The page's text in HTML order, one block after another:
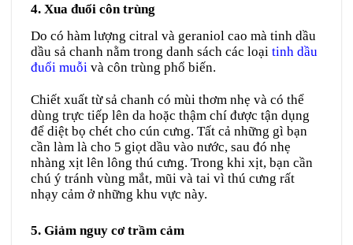
4. Xua đuổi côn trùng
Do có hàm lượng citral và geraniol cao mà tinh dầu
dầu sả chanh nằm trong danh sách các loại tinh dầu
đuổi muỗi và côn trùng phổ biến.
Chiết xuất từ sả chanh có mùi thơm nhẹ và có thể
dùng trực tiếp lên da hoặc thậm chí được tận dụng
để diệt bọ chét cho cún cưng. Tất cả những gì bạn
cần làm là cho 5 giọt dầu vào nước, sau đó nhẹ
nhàng xịt lên lông thú cưng. Trong khi xịt, bạn cần
chú ý tránh vùng mắt, mũi và tai vì thú cưng rất
nhạy cảm ở những khu vực này.
5. Giảm nguy cơ trầm cảm